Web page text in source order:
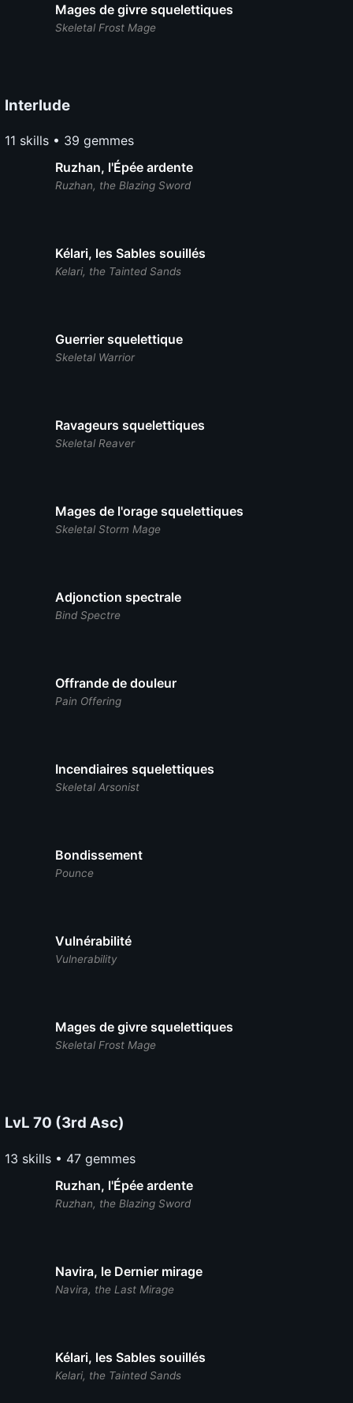
Mages de givre squelettiques
Skeletal Frost Mage
Interlude
11 skills • 39 gemmes
Ruzhan, l'Épée ardente
Ruzhan, the Blazing Sword
Kélari, les Sables souillés
Kelari, the Tainted Sands
Guerrier squelettique
Skeletal Warrior
Ravageurs squelettiques
Skeletal Reaver
Mages de l'orage squelettiques
Skeletal Storm Mage
Adjonction spectrale
Bind Spectre
Offrande de douleur
Pain Offering
Incendiaires squelettiques
Skeletal Arsonist
Bondissement
Pounce
Vulnérabilité
Vulnerability
Mages de givre squelettiques
Skeletal Frost Mage
LvL 70 (3rd Asc)
13 skills • 47 gemmes
Ruzhan, l'Épée ardente
Ruzhan, the Blazing Sword
Navira, le Dernier mirage
Navira, the Last Mirage
Kélari, les Sables souillés
Kelari, the Tainted Sands